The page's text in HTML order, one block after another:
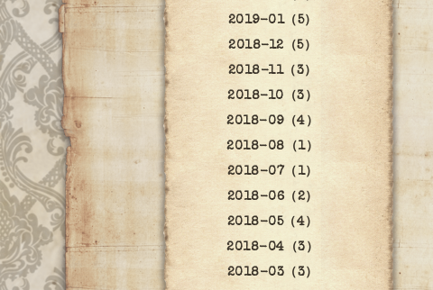
2019-01（5）
2018-12（5）
2018-11（3）
2018-10（3）
2018-09（4）
2018-08（1）
2018-07（1）
2018-06（2）
2018-05（4）
2018-04（3）
2018-03（3）